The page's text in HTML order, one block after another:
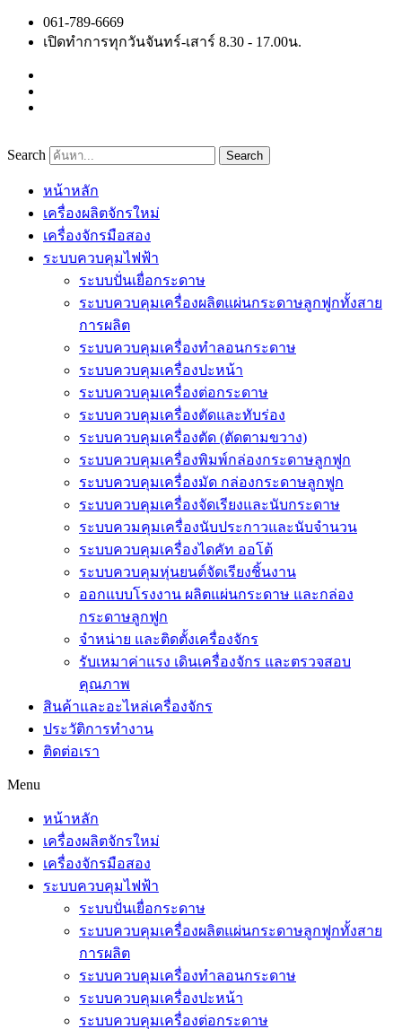
Skip
061-789-6669
เปิดทำการทุกวันจันทร์-เสาร์ 8.30 - 17.00น.
Search Search
หน้าหลัก
เครื่องผลิตจักรใหม่
เครื่องจักรมือสอง
ระบบควบคุมไฟฟ้า
ระบบปั่นเยื่อกระดาษ
ระบบควบคุมเครื่องผลิตแผ่นกระดาษลูกฟูกทั้งสาย
การผลิต
ระบบควบคุมเครื่องทำลอนกระดาษ
ระบบควบคุมเครื่องปะหน้า
ระบบควบคุมเครื่องต่อกระดาษ
ระบบควบคุมเครื่องตัดและทับร่อง
ระบบควบคุมเครื่องตัด (ตัดตามขวาง)
ระบบควบคุมเครื่องพิมพ์กล่องกระดาษลูกฟูก
ระบบควบคุมเครื่องมัด กล่องกระดาษลูกฟูก
ระบบควบคุมเครื่องจัดเรียงและนับกระดาษ
ระบบควมคุมเครื่องนับประกาวและนับจำนวน
ระบบควบคุมเครื่องไดคัท ออโต้
ระบบควบคุมหุ่นยนต์จัดเรียงชิ้นงาน
ออกแบบโรงงาน ผลิตแผ่นกระดาษ และกล่อง
กระดาษลูกฟูก
จำหน่าย และติดตั้งเครื่องจักร
รับเหมาค่าแรง เดินเครื่องจักร และตรวจสอบ
คุณภาพ
สินค้าและอะไหล่เครื่องจักร
ประวัติการทำงาน
ติดต่อเรา
Menu
หน้าหลัก
เครื่องผลิตจักรใหม่
เครื่องจักรมือสอง
ระบบควบคุมไฟฟ้า
ระบบปั่นเยื่อกระดาษ
ระบบควบคุมเครื่องผลิตแผ่นกระดาษลูกฟูกทั้งสาย
การผลิต
ระบบควบคุมเครื่องทำลอนกระดาษ
ระบบควบคุมเครื่องปะหน้า
ระบบควบคุมเครื่องต่อกระดาษ